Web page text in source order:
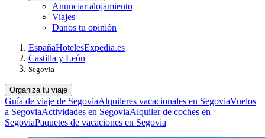
Anunciar alojamiento
Viajes
Danos tu opinión
EspañaHotelesExpedia.es
Castilla y León
Segovia
Organiza tu viaje
Guía de viaje de SegoviaAlquileres vacacionales en SegoviaVuelos
a SegoviaActividades en SegoviaAlquiler de coches en
SegoviaPaquetes de vacaciones en Segovia